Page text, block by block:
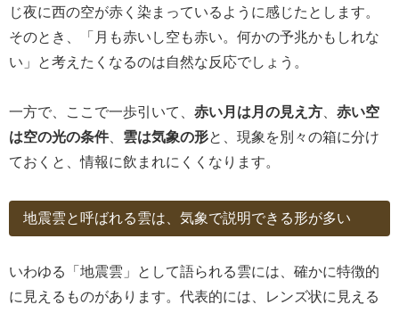
じ夜に西の空が赤く染まっているように感じたとします。
そのとき、「月も赤いし空も赤い。何かの予兆かもしれな
い」と考えたくなるのは自然な反応でしょう。
一方で、ここで一歩引いて、 赤い月は月の見え方
赤い空
は空の光の条件、 雲は気象の形と、現象を別々の箱に分け
ておくと、情報に飲まれにくくなります。
地震雲と呼ばれる雲は、気象で説明できる形が多い
いわゆる「地震雲」として語られる雲には、確かに特徴的
に見えるものがあります。代表的には、レンズ状に見える